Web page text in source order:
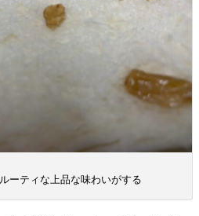
ーティな上品な味わいがする